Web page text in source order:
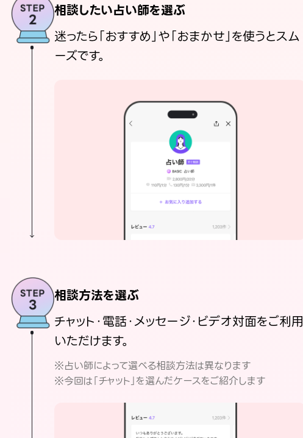
相談したい占い師を選ぶ
迷ったら「おすすめ」や「おまかせ」を使うとスム
ーズです。
相談方法を選ぶ
チャット・電話・メッセージ・ビデオ対面をご利用
いただけます。
※占い師によって選べる相談方法は異なります
※今回は「チャット」を選んだケースをご紹介します